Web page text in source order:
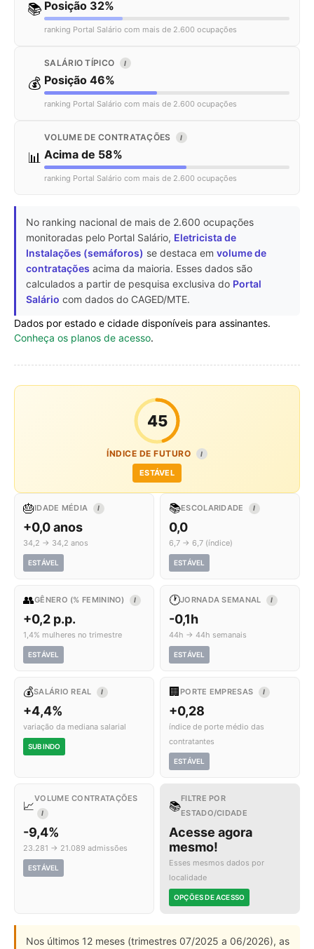
📚 Posição 32%
ranking Portal Salário com mais de 2.600 ocupações
💰
SALÁRIO TÍPICO I
Posição 46%
ranking Portal Salário com mais de 2.600 ocupações
📊
VOLUME DE CONTRATAÇÕES I
Acima de 58%
ranking Portal Salário com mais de 2.600 ocupações
No ranking nacional de mais de 2.600 ocupações
monitoradas pelo Portal Salário, Eletricista de
Instalações (semáforos) se destaca em volume de
contratações acima da maioria. Esses dados são
calculados a partir de pesquisa exclusiva do Portal
Salário com dados do CAGED/MTE.
Dados por estado e cidade disponíveis para assinantes.
Conheça os planos de acesso.
45
ÍNDICE DE FUTURO I
ESTÁVEL
🎂IDADE MÉDIA I
+0,0 anos
34,2 → 34,2 anos
ESTÁVEL
📚ESCOLARIDADE I
0,0
6,7 → 6,7 (índice)
ESTÁVEL
👥GÊNERO (% FEMININO) I
+0,2 p.p.
1,4% mulheres no trimestre
ESTÁVEL
🕐JORNADA SEMANAL I
-0,1h
44h → 44h semanais
ESTÁVEL
💰SALÁRIO REAL I
+4,4%
variação da mediana salarial
SUBINDO
🏢 PORTE EMPRESAS I
+0,28
índice de porte médio das
contratantes
ESTÁVEL
📈
VOLUME CONTRATAÇÕES
I
-9,4%
23.281 → 21.089 admissões
ESTÁVEL
📚
FILTRE POR
ESTADO/CIDADE
Acesse agora
mesmo!
Esses mesmos dados por
localidade
OPÇÕES DE ACESSO
Nos últimos 12 meses (trimestres 07/2025 a 06/2026), as